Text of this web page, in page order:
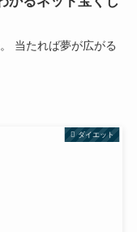
当たれば夢が広がる
ダイエット